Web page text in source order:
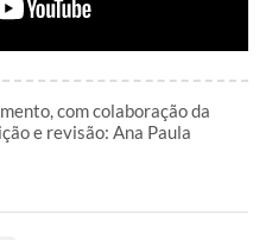
com colaboração da
e revisão: Ana Paula